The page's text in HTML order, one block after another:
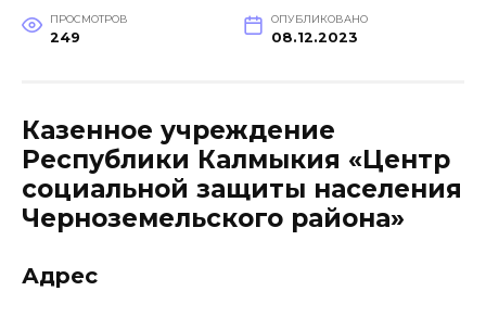
ПРОСМОТРОВ
249
ОПУБЛИКОВАНО
08.12.2023
Казенное учреждение
Республики Калмыкия «Центр
социальной защиты населения
Черноземельского района»
Адрес